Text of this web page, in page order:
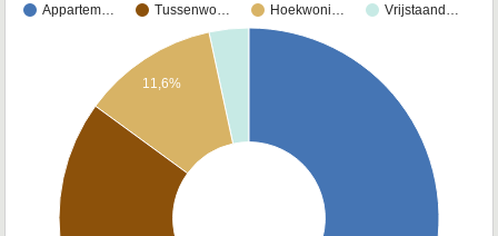
Appartem… Tussenwo… Hoekwoni… Vrijstaand…
11,6%